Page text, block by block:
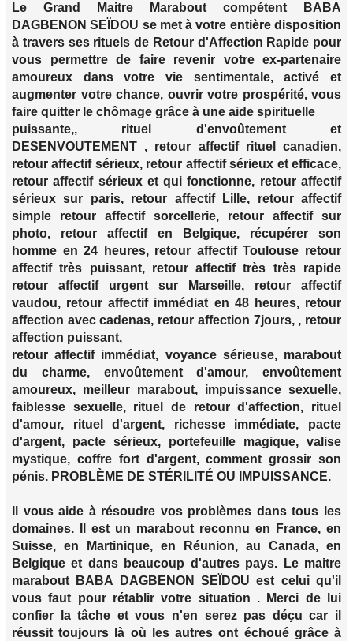
Le Grand Maitre Marabout compétent BABA
DAGBENON SEÏDOU se met à votre entière disposition
à travers ses rituels de Retour d'Affection Rapide pour
vous permettre de faire revenir votre ex-partenaire
amoureux dans votre vie sentimentale, activé et
augmenter votre chance, ouvrir votre prospérité, vous
faire quitter le chômage grâce à une aide spirituelle
puissante,, rituel d'envoûtement et
DESENVOUTEMENT , retour affectif rituel canadien,
retour affectif sérieux, retour affectif sérieux et efficace,
retour affectif sérieux et qui fonctionne, retour affectif
sérieux sur paris, retour affectif Lille, retour affectif
simple retour affectif sorcellerie, retour affectif sur
photo, retour affectif en Belgique, récupérer son
homme en 24 heures, retour affectif Toulouse retour
affectif très puissant, retour affectif très très rapide
retour affectif urgent sur Marseille, retour affectif
vaudou, retour affectif immédiat en 48 heures, retour
affection avec cadenas, retour affection 7jours, , retour
affection puissant,
retour affectif immédiat, voyance sérieuse, marabout
du charme, envoûtement d'amour, envoûtement
amoureux, meilleur marabout, impuissance sexuelle,
faiblesse sexuelle, rituel de retour d'affection, rituel
d'amour, rituel d'argent, richesse immédiate, pacte
d'argent, pacte sérieux, portefeuille magique, valise
mystique, coffre fort d'argent, comment grossir son
pénis. PROBLÈME DE STÉRILITÉ OU IMPUISSANCE.
Il vous aide à résoudre vos problèmes dans tous les
domaines. Il est un marabout reconnu en France, en
Suisse, en Martinique, en Réunion, au Canada, en
Belgique et dans beaucoup d'autres pays. Le maitre
marabout BABA DAGBENON SEÏDOU est celui qu'il
vous faut pour rétablir votre situation . Merci de lui
confier la tâche et vous n'en serez pas déçu car il
réussit toujours là où les autres ont échoué grâce à